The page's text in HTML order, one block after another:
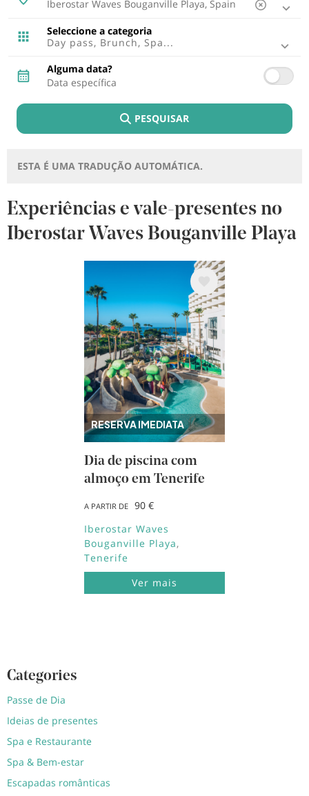
Tenerife, Espanha
Cádiz, Espanha
Punta Cana, República Dominicana
Riviera Maya, Mexico
Fuerteventura, Espanha
Lagos, Portugal
Riviera Nayarit, Mexico
Cozumel, Mexico
Ponto Brabo, Aruba
Rétino , Grécia
Seleccione a categoria
Day pass, Brunch, Spa...
Alguma data?
PESQUISAR
ESTA É UMA TRADUÇÃO AUTOMÁTICA.
Experiências e vale-presentes no
Iberostar Waves Bouganville Playa
RESERVA IMEDIATA
Imagem
Dia de piscina com
almoço em Tenerife
A PARTIR DE
90 €
Iberostar Waves
Bouganville Playa
Tenerife
Ver mais
Categories
Passe de Dia
Ideias de presentes
Spa e Restaurante
Spa & Bem-estar
Escapadas românticas